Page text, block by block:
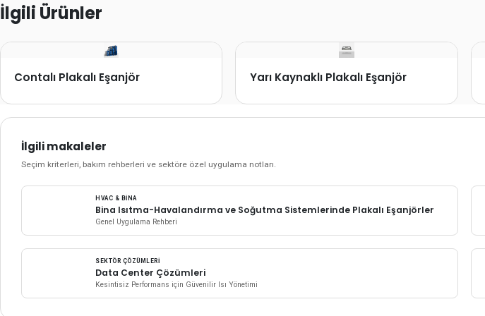
İlgili Ürünler
Contalı Plakalı Eşanjör Yarı Kaynaklı Plakalı Eşanjör
İlgili makaleler
Seçim kriterleri, bakım rehberleri ve sektöre özel uygulama notları.
HVAC & BINA
Bina Isıtma-Havalandırma ve Soğutma Sistemlerinde Plakalı Eşanjörler
Genel Uygulama Rehberi
SEKTÖR ÇÖZÜMLERI
Data Center Çözümleri
Kesintisiz Performans için Güvenilir Isı Yönetimi